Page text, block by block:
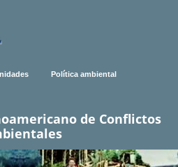
Política ambiental
de Conflictos